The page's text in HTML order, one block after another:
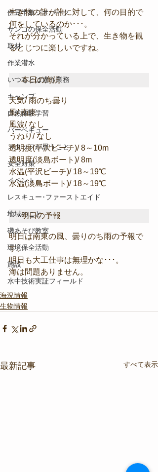
伊豆半島ジオパーク
サンゴの保全活動
取材
作業潜水
いつもとは違う業務
キャンプ
自然体験学習
バーベキュー
スタッフが思うこと
安全対策
イベント
レスキュー･ファーストエイド
地域のこと
磯あそび教室
環境保全活動
施設
水中技術実証フィールド
生き物の誰が誰に対して、何の目的で
何をしているのか･･･。
それが分かっている上で、生き物を観
るとじつに楽しいですね。
本日の海況
天気/ 雨のち曇り
風/ 南東
風波/ なし
うねり/ なし
透明度(平沢ビーチ)/ 8～10m
透明度(淡島ボート)/ 8m
水温(平沢ビーチ)/ 18～19℃
水温(淡島ボート)/ 18～19℃
明日の予報
明日は南東の風、曇りのち雨の予報で
す。
明日も大工仕事は無理かな･･･。
海は問題ありません。
海況情報
生物情報
最新記事 すべて表示